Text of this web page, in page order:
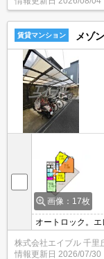
賃貸マンション メゾ
画像：17枚
オートロック。エ
株式会社エイブル 千里
情報更新日 2026/07/30